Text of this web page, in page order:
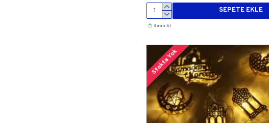
SEPETE EKLE
Satın Al
Stokta Yok